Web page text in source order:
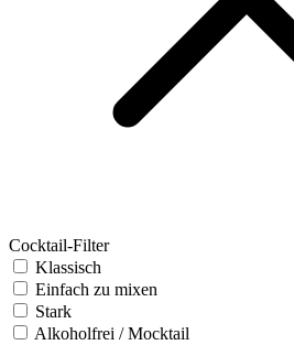
Cocktail-Filter
Klassisch
Einfach zu mixen
Stark
Alkoholfrei / Mocktail